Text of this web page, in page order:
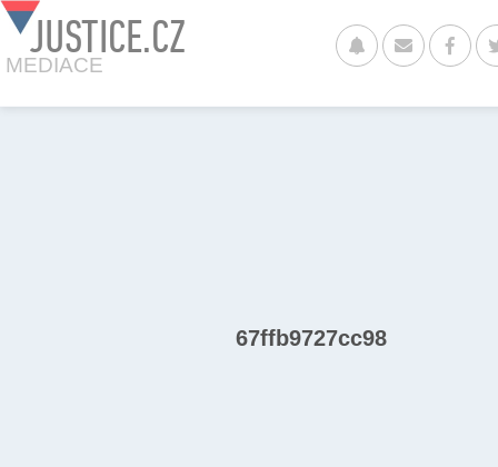
JUSTICE.CZ
MEDIACE
67ffb9727cc98